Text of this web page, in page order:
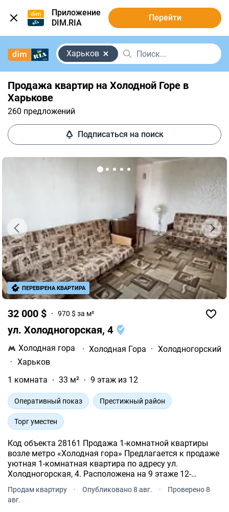
Приложение
DIM.RIA
Перейти
Харьков
Продажа квартир на Холодной Горе в
Харькове
260 предложений
Подписаться на поиск
32 000 $ 970 $ за м²
ул. Холодногорская, 4
Холодная гора · Холодная Гора · Холодногорский
· Харьков
1 комната
33 м² 9 этаж из 12
Оперативный показ Престижный район
Торг уместен
Код объекта 28161 Продажа 1-комнатной квартиры
возле метро «Холодная гора» Предлагается к продаже
уютная 1-комнатная квартира по адресу ул.
Холодногорская, 4. Расположена на 9 этаже 12-
7, 7 м².
Продам квартиру · Опубликовано 8 авг. ·
Проверено 8
авг.
ПЕРЕВІРЕНА КВАРТИРА